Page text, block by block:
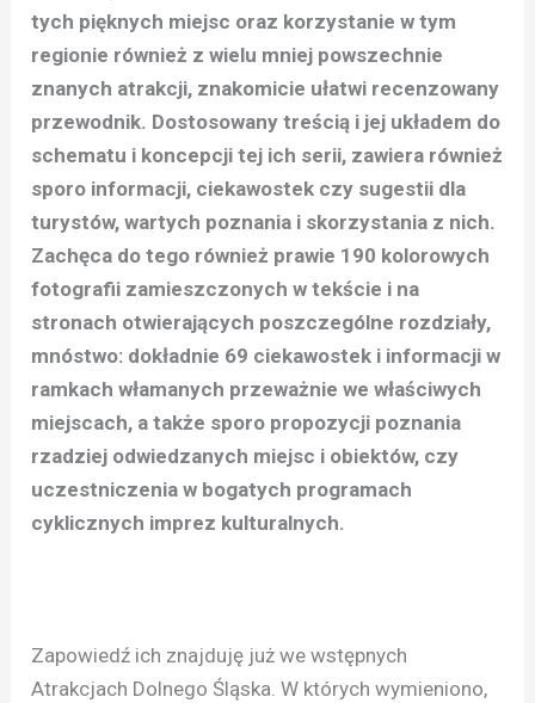
tych pięknych miejsc oraz korzystanie w tym
regionie również z wielu mniej powszechnie
znanych atrakcji, znakomicie ułatwi recenzowany
przewodnik. Dostosowany treścią i jej układem do
schematu i koncepcji tej ich serii, zawiera również
sporo informacji, ciekawostek czy sugestii dla
turystów, wartych poznania i skorzystania z nich.
Zachęca do tego również prawie 190 kolorowych
fotografii zamieszczonych w tekście i na
stronach otwierających poszczególne rozdziały,
mnóstwo: dokładnie 69 ciekawostek i informacji w
ramkach włamanych przeważnie we właściwych
miejscach, a także sporo propozycji poznania
rzadziej odwiedzanych miejsc i obiektów, czy
uczestniczenia w bogatych programach
cyklicznych imprez kulturalnych.
Zapowiedź ich znajduję już we wstępnych
Atrakcjach Dolnego Śląska. W których wymieniono,